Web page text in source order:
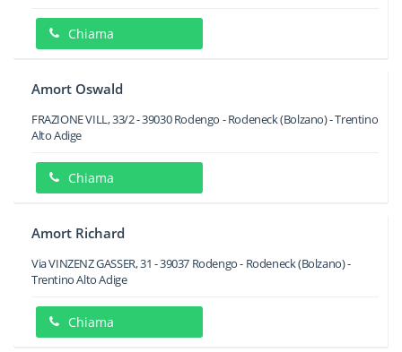
Chiama
Amort Oswald
FRAZIONE VILL, 33/2-39030 Rodengo - Rodeneck(Bolzano) -Trentino
Alto Adige
Chiama
Amort Richard
Via VINZENZ GASSER, 31 -39037 Rodengo - Rodeneck(Bolzano) -
Trentino Alto Adige
Chiama